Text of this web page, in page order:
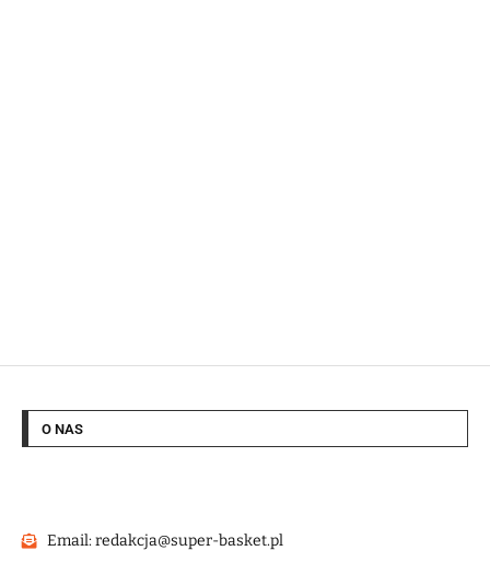
O NAS
Email: redakcja@super-basket.pl